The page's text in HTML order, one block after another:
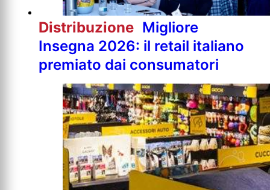
Distribuzione Migliore
Insegna 2026: il retail italiano
premiato dai consumatori